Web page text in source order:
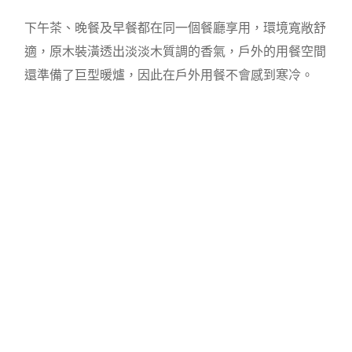
下午茶、晚餐及早餐都在同一個餐廳享用，環境寬敞舒
適，原木裝潢透出淡淡木質調的香氣，戶外的用餐空間
還準備了巨型暖爐，因此在戶外用餐不會感到寒冷。